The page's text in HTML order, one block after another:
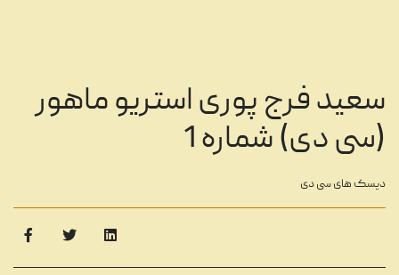
سعید فرج پوری استریو ماهور
(سی دی) شماره 1
دیسک های سی دی